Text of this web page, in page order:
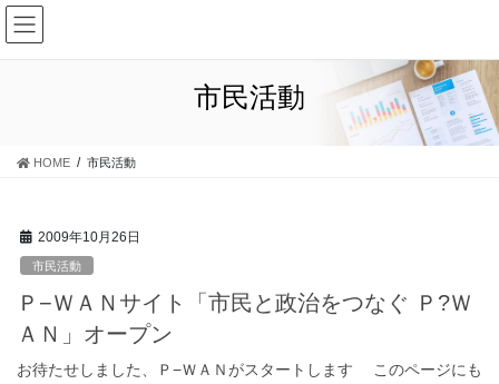
コ
ン
テ
ナ
ビ
ゲ
市民活動
HOME 市民活動
2009年10月26日
市民活動
Ｐ−ＷＡＮサイト「市民と政治をつなぐ Ｐ?Ｗ
ＡＮ」オープン
お待たせしました、Ｐ−ＷＡＮがスタートします このページにも